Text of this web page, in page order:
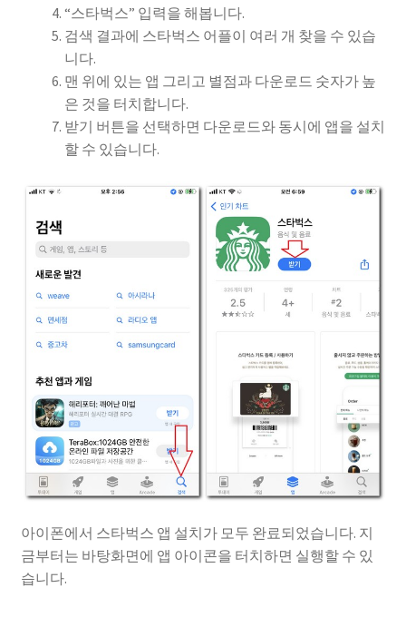
“스타벅스” 입력을 해봅니다.
검색 결과에 스타벅스 어플이 여러 개 찾을 수 있습
니다.
맨 위에 있는 앱 그리고 별점과 다운로드 숫자가 높
은 것을 터치합니다.
받기 버튼을 선택하면 다운로드와 동시에 앱을 설치
할 수 있습니다.
아이폰에서 스타벅스 앱 설치가 모두 완료되었습니다. 지
금부터는 바탕화면에 앱 아이콘을 터치하면 실행할 수 있
습니다.